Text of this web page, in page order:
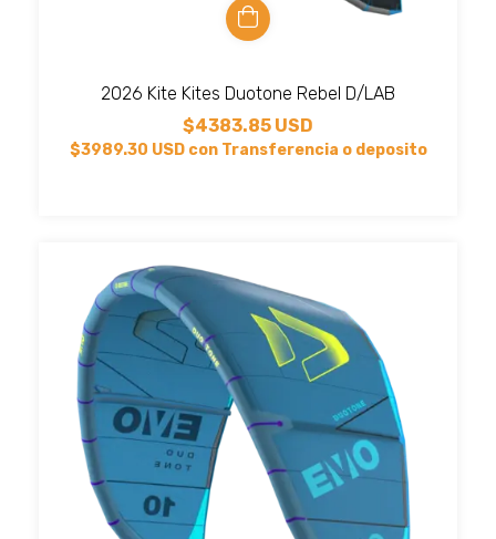
2026 Kite Kites Duotone Rebel D/LAB
$4383.85 USD
$3989.30 USD con Transferencia o deposito